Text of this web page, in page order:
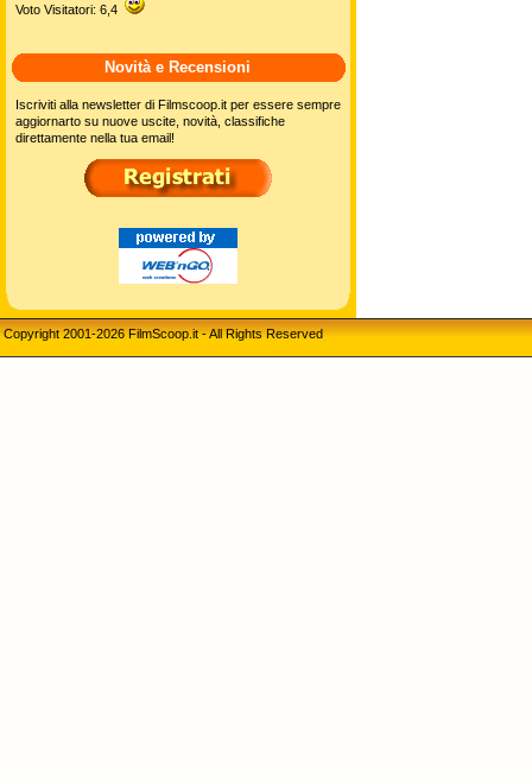
Voto Visitatori: 6,4
Novità e Recensioni
Iscriviti alla newsletter di Filmscoop.it per essere sempre
aggiornarto su nuove uscite, novità, classifiche
direttamente nella tua email!
Copyright 2001-2026 FilmScoop.it - All Rights Reserved